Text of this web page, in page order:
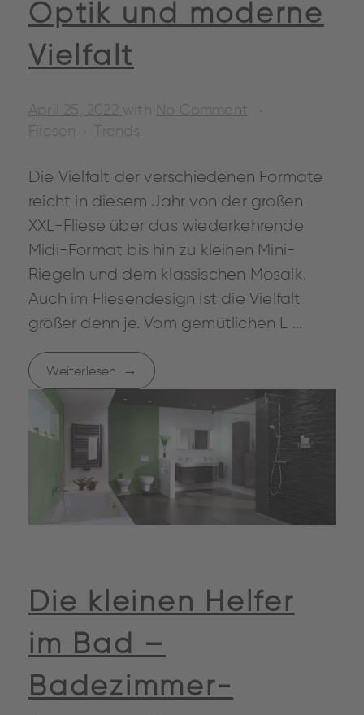
Optik und moderne
Vielfalt
April 25, 2022 with No Comment
Fliesen
Trends
Die Vielfalt der verschiedenen Formate
reicht in diesem Jahr von der großen
XXL-Fliese über das wiederkehrende
Midi-Format bis hin zu kleinen Mini-
Riegeln und dem klassischen Mosaik.
Auch im Fliesendesign ist die Vielfalt
größer denn je. Vom gemütlichen L ...
Weiterlesen
Die kleinen Helfer
im Bad –
Badezimmer-